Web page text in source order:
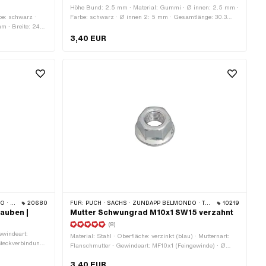
schwarz ·
· Breite: 24
Höhe Bund: 2.5 mm · Material: Gummi · Ø innen: 2.5 mm ·
Farbe: schwarz · Ø innen 2: 5 mm · Gesamtlänge: 30.3
3,40 EUR
20680
|
mm ·
FÜR: PUCH · SACHS · ZÜNDAPP BELMONDO · TOMOS · HERCULES · KREIDLER · ZÜNDAPP 10219
Mutter Schwungrad M10x1 SW15 verzahnt
(8)
Material: Stahl · Oberfläche: verzinkt (blau) · Mutternart:
Flanschmutter · Gewindeart: MF10x1 (Feingewinde) · Ø